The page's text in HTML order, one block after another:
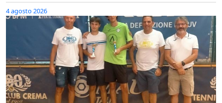
4 agosto 2026